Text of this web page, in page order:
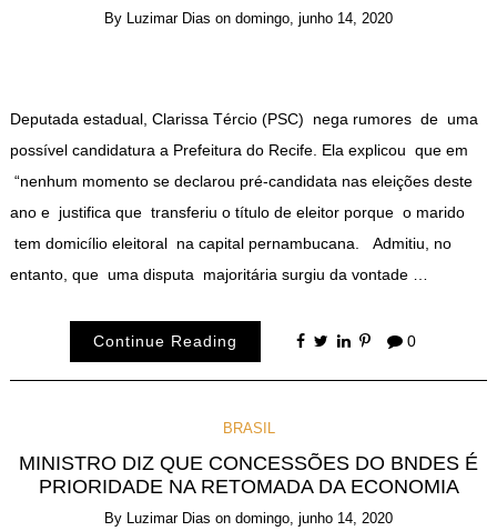
By Luzimar Dias on domingo, junho 14, 2020
Deputada estadual, Clarissa Tércio (PSC) nega rumores de uma
possível candidatura a Prefeitura do Recife. Ela explicou que em
“nenhum momento se declarou pré-candidata nas eleições deste
ano e justifica que transferiu o título de eleitor porque o marido
tem domicílio eleitoral na capital pernambucana. Admitiu, no
entanto, que uma disputa majoritária surgiu da vontade …
Continue Reading 0
BRASIL
MINISTRO DIZ QUE CONCESSÕES DO BNDES É
PRIORIDADE NA RETOMADA DA ECONOMIA
By Luzimar Dias on domingo, junho 14, 2020